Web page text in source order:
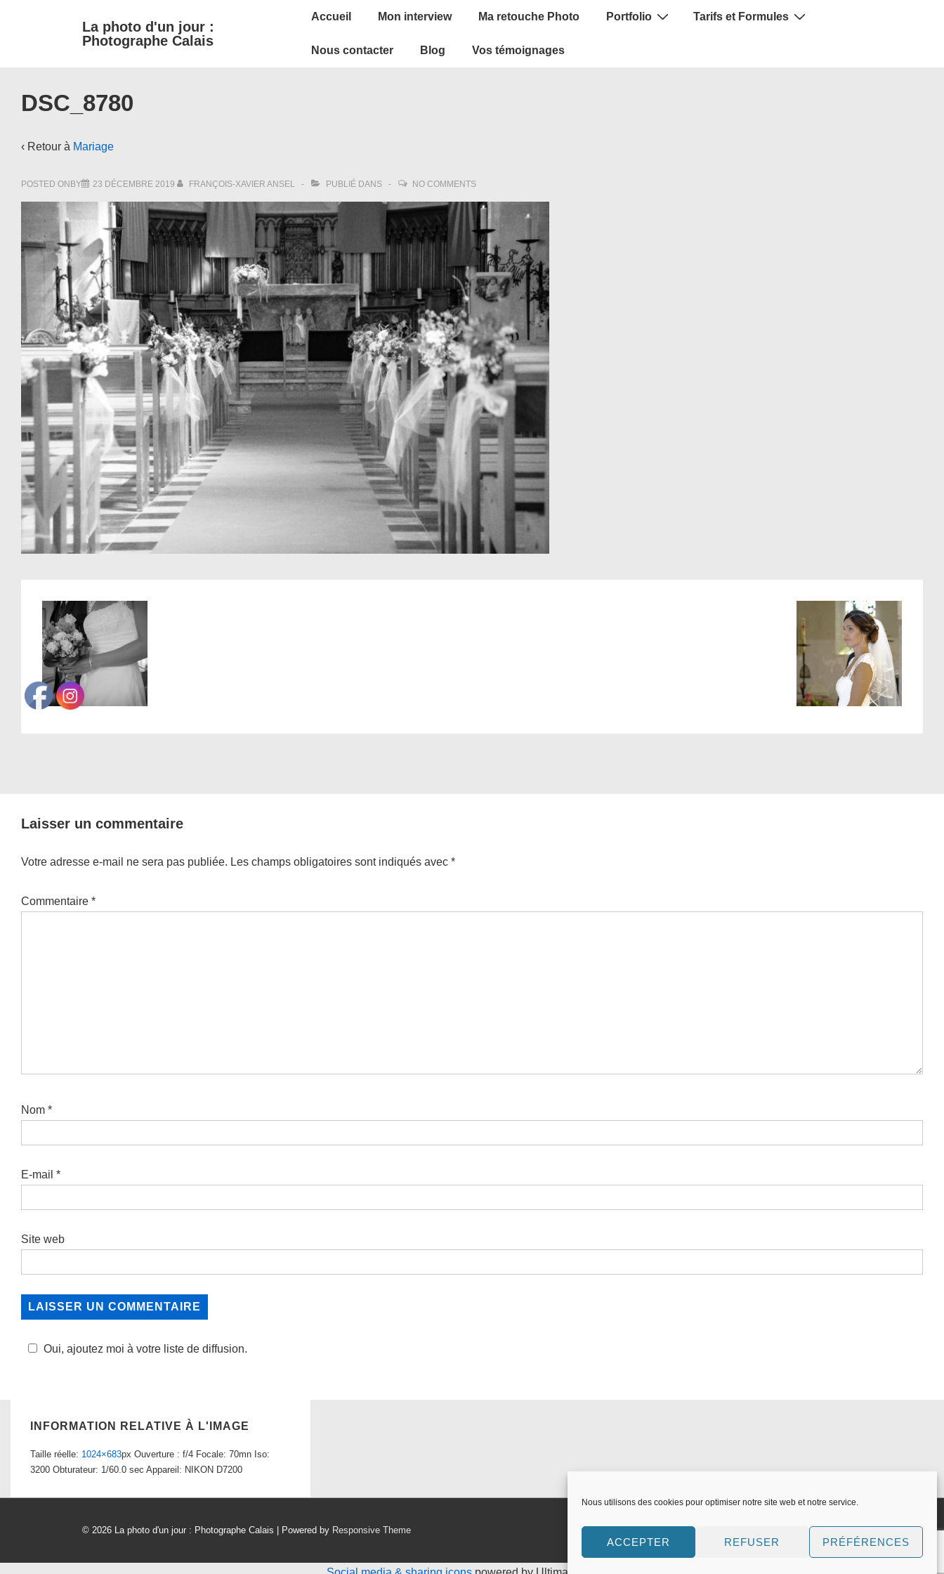
Nous utilisons des cookies pour optimiser notre site web et notre service.
ACCEPTER REFUSER PRÉFÉRENCES
La photo d'un jour :
Photographe Calais
Main
Accueil Mon interview Ma retouche Photo Portfolio Tarifs et Formules
Nous contacter Blog Vos témoignages
DSC_8780
‹ Retour à Mariage
POSTED ONBY 23 DÉCEMBRE 2019 FRANÇOIS-XAVIER ANSEL PUBLIÉ DANS NO COMMENTS
Laisser un commentaire
Votre adresse e-mail ne sera pas publiée. Les champs obligatoires sont indiqués avec *
Commentaire *
Nom *
E-mail *
Site web
Oui, ajoutez moi à votre liste de diffusion.
INFORMATION RELATIVE À L'IMAGE
Taille réelle: 1024×683px Ouverture : f/4 Focale: 70mn Iso:
3200 Obturateur: 1/60.0 sec Appareil: NIKON D7200
© 2026 La photo d'un jour : Photographe Calais | Powered by Responsive Theme